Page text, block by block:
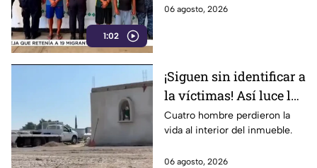
1:02
06 agosto, 2026
¡Siguen sin identificar a
la víctimas! Así luce la
zona tras una fuerte
3xplosión una pensión
Cuatro hombre perdieron la
vida al interior del inmueble.
06 agosto, 2026